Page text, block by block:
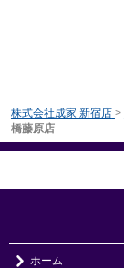
株式会社成家 新宿店 >
橋藤原店
ホーム